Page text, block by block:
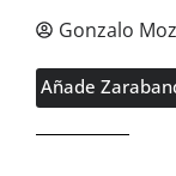
Gonzalo
Añade